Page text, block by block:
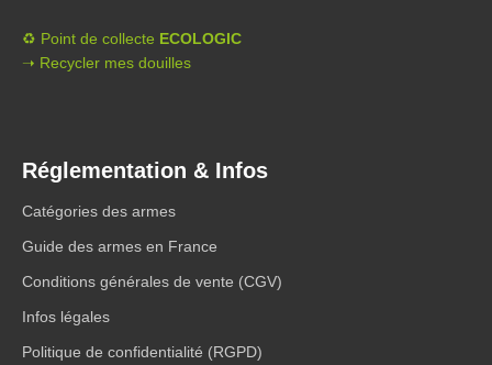
♻️ Point de collecte ECOLOGIC
➝ Recycler mes douilles
Réglementation & Infos
Catégories des armes
Guide des armes en France
Conditions générales de vente (CGV)
Infos légales
Politique de confidentialité (RGPD)